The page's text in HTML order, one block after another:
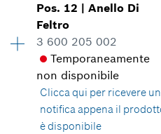
Inclusa IVA
20,41 €*
*Inclusa IVA
Disponibilità 1
Gruppo prezzo
Informazioni parti di
Applicazione del
Mostrare
Pos. 12 |Anello Di
Feltro
3 600 205 002
Temporaneamente
non disponibile
Clicca qui per ricevere
notifica appena il
è disponibile